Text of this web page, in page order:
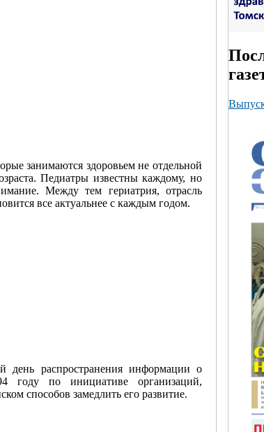
занимаются здоровьем не отдельной
Педиатры известны каждому, но
Между тем гериатрия, отрасль
все актуальнее с каждым годом.
день распространения информации о
году по инициативе организаций,
способов замедлить его развитие.